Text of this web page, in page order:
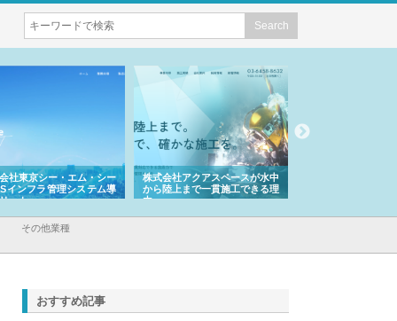
社東京シー・エム・シー
インフラ管理システム導
ット
株式会社アクアスペースが水中
から陸上まで一貫施工できる理
由
その他業種
おすすめ記事